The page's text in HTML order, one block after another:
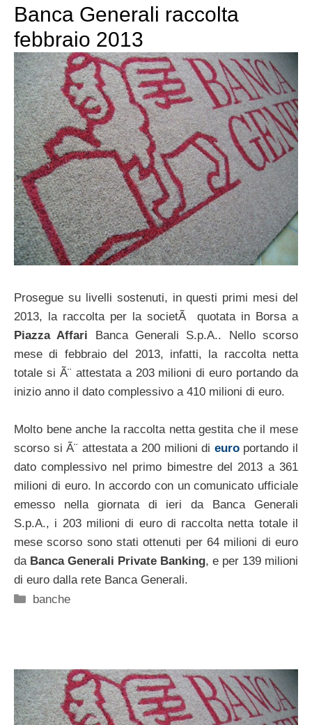
Banca Generali raccolta
febbraio 2013
Prosegue su livelli sostenuti, in questi primi mesi del
2013, la raccolta per la societÃ quotata in Borsa a
Piazza Affari Banca Generali S.p.A.. Nello scorso
mese di febbraio del 2013, infatti, la raccolta netta
totale si Ã¨ attestata a 203 milioni di euro portando da
inizio anno il dato complessivo a 410 milioni di euro.
Molto bene anche la raccolta netta gestita che il mese
scorso si Ã¨ attestata a 200 milioni di europortando il
dato complessivo nel primo bimestre del 2013 a 361
milioni di euro. In accordo con un comunicato ufficiale
emesso nella giornata di ieri da Banca Generali
S.p.A., i 203 milioni di euro di raccolta netta totale il
mese scorso sono stati ottenuti per 64 milioni di euro
da Banca Generali Private Banking, e per 139 milioni
di euro dalla rete Banca Generali.
Categorie
banche